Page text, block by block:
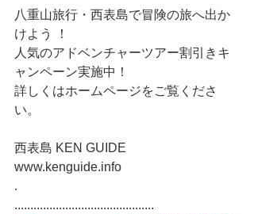
八重山旅行・西表島で冒険の旅へ出か
けよう ！
人気のアドベンチャーツアー割引きキ
ャンペーン実施中！
詳しくはホームページをご覧くださ
い。
西表島 KEN GUIDE
www.kenguide.info
.
............................................